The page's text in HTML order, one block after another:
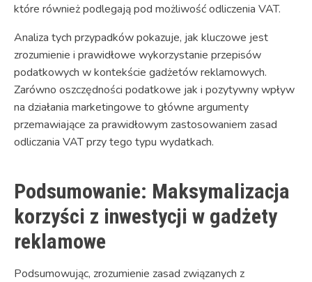
które również podlegają pod możliwość odliczenia VAT.
Analiza tych przypadków pokazuje, jak kluczowe jest
zrozumienie i prawidłowe wykorzystanie przepisów
podatkowych w kontekście gadżetów reklamowych.
Zarówno oszczędności podatkowe jak i pozytywny wpływ
na działania marketingowe to główne argumenty
przemawiające za prawidłowym zastosowaniem zasad
odliczania VAT przy tego typu wydatkach.
Podsumowanie: Maksymalizacja
korzyści z inwestycji w gadżety
reklamowe
Podsumowując, zrozumienie zasad związanych z